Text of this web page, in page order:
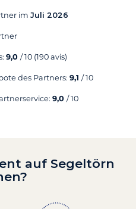
im Juli 2026
9,0 / 10 (190 avis)
des Partners: 9,1 / 10
9,0 / 10
auf Segeltörn